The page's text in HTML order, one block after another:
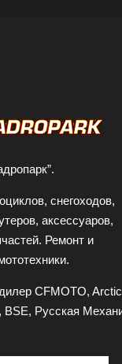
снегоходов,
аксессуаров,
Ремонт и
CFMOTO, Arctic
BSE, Русская